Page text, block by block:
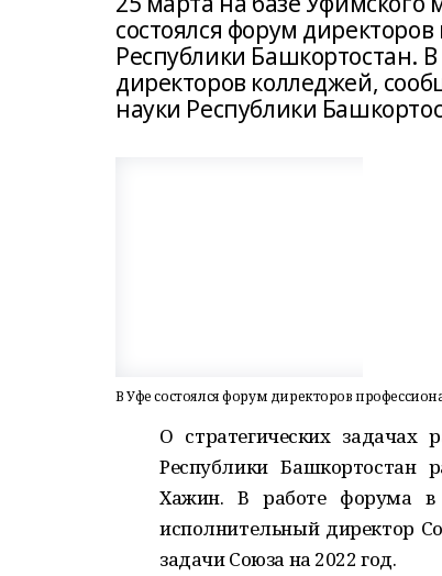
состоялся форум
Республики Башкортостан.
директоров колледжей,
науки Республики
В Уфе состоялся форум директоров
О стратегических задачах
Республики Башкортостан
Хажин. В работе форума в
исполнительный директор
задачи Союза на 2022 год.